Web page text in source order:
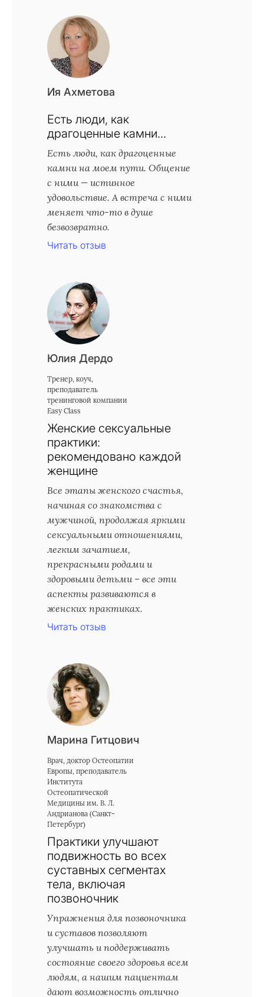
Ия Ахметова
Есть люди, как
драгоценные камни...
Есть люди, как драгоценные
камни на моем пути. Общение
с ними — истинное
удовольствие. А встреча с ними
меняет что-то в душе
безвозвратно.
Читать отзыв
Юлия Дердо
Тренер, коуч,
преподаватель
тренинговой компании
Easy Class
Женские сексуальные
практики:
рекомендовано каждой
женщине
Все этапы женского счастья,
начиная со знакомства с
мужчиной, продолжая яркими
сексуальными отношениями,
легким зачатием,
прекрасными родами и
здоровыми детьми – все эти
аспекты развиваются в
женских практиках.
Читать отзыв
Марина Гитцович
Врач, доктор Остеопатии
Европы, преподаватель
Института
Остеопатической
Медицины им. В. Л.
Андрианова (Санкт-
Петербург)
Практики улучшают
подвижность во всех
суставных сегментах
тела, включая
позвоночник
Упражнения для позвоночника
и суставов позволяют
улучшать и поддерживать
состояние своего здоровья всем
людям, а нашим пациентам
дают возможность отлично